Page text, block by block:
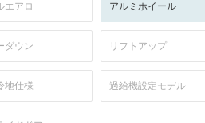
エアロ アルミホイール
ダウン リフトアップ
地仕様 過給機設定モデル